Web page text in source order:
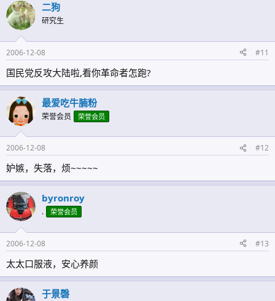
二狗
研究生
2006-12-08 #11
国民党反攻大陆啦,看你革命者怎跑?
最爱吃牛腩粉
荣誉会员 荣誉会员
2006-12-08 #12
妒嫉，失落，烦~~~~~
byronroy
. 荣誉会员
2006-12-08 #13
太太口服液，安心养颜
于景磬